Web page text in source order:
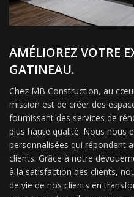
AMÉLIOREZ VOTRE
GATINEAU.
Chez MB Construction, au
mission est de créer des
fournissant des services de
plus haute qualité. Nous nous
personnalisées qui répondent
clients. Grâce à notre
à la satisfaction des clients,
de vie de nos clients en